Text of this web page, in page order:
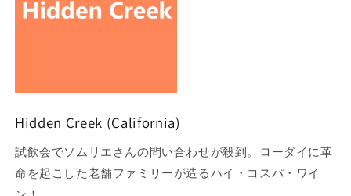
Hidden Creek (California)
試飲会でソムリエさんの問い合わせが殺到。ローダイに革
命を起こした老舗ファミリーが造るハイ・コスパ・ワイ